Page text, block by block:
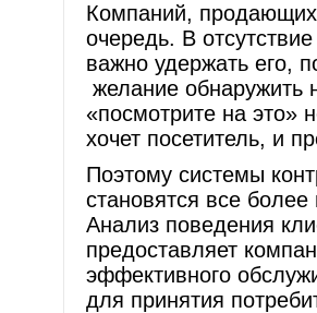
Компаний, продающих
очередь. В
важно удержать его,
желание обнаружить
«посмотрите на это»
хочет посетитель, и
Поэтому системы
становятся все
Анализ поведения
предоставляет
эффективного
для принятия